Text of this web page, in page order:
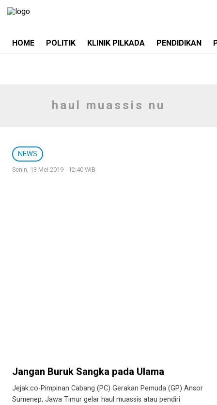
HOME POLITIK KLINIK PILKADA PENDIDIKAN
haul muassis nu
NEWS
Senin, 13 Mei 2019 - 12:40 WIB
Jangan Buruk Sangka pada Ulama
Jejak.co-Pimpinan Cabang (PC) Gerakan Pemuda (GP) Ansor
Sumenep, Jawa Timur gelar haul muassis atau pendiri